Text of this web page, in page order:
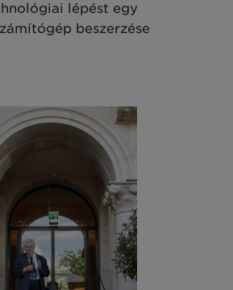
lépést egy
beszerzése